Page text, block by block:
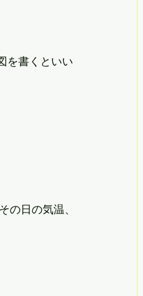
を書くといい
日の気温、